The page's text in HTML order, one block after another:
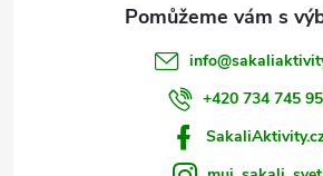
info@
+420 734 745